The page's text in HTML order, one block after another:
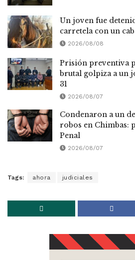
Un joven fue
carretela con un
2026/08/08
Prisión preventiva
brutal golpiza a un
31
2026/08/07
Condenaron a un
robos en Chimbas:
Penal
2026/08/07
Tags: ahora judiciales